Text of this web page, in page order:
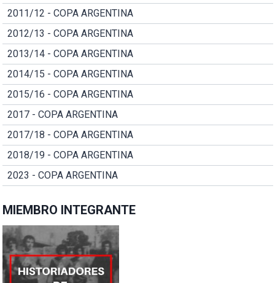
2011/12 - COPA ARGENTINA
2012/13 - COPA ARGENTINA
2013/14 - COPA ARGENTINA
2014/15 - COPA ARGENTINA
2015/16 - COPA ARGENTINA
2017 - COPA ARGENTINA
2017/18 - COPA ARGENTINA
2018/19 - COPA ARGENTINA
2023 - COPA ARGENTINA
MIEMBRO INTEGRANTE